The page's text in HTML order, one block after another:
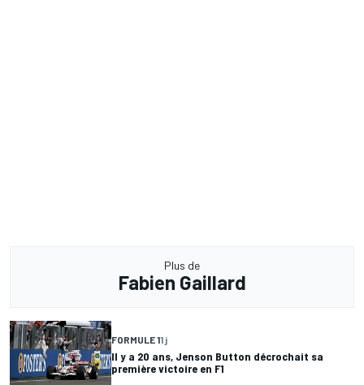
Plus de
Fabien Gaillard
FORMULE 11 j
Il y a 20 ans, Jenson Button décrochait sa
première victoire en F1